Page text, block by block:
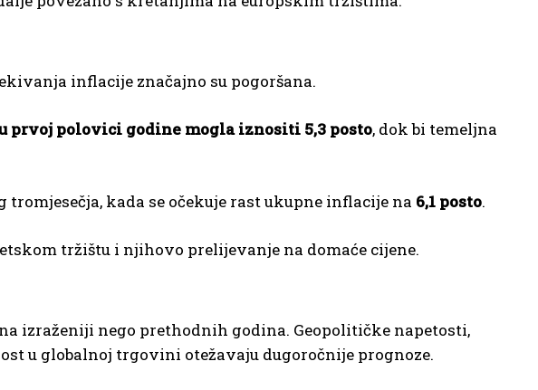
inflacije značajno su pogoršana.
prvoj polovici godine mogla iznositi 5,3 posto, dok bi temeljna
kada se očekuje rast ukupne inflacije na 6,1 posto.
tržištu i njihovo prelijevanje na domaće cijene.
izraženiji nego prethodnih godina. Geopolitičke napetosti,
u globalnoj trgovini otežavaju dugoročnije prognoze.